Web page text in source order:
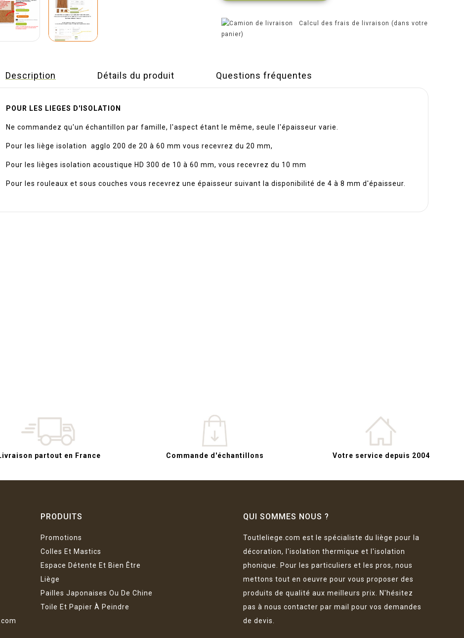
Calcul des frais de livraison (dans votre
panier)
Description Détails du produit Questions fréquentes
POUR LES LIEGES D'ISOLATION
Ne commandez qu'un échantillon par famille, l'aspect étant le même, seule l'épaisseur varie.
Pour les liège isolation agglo 200 de 20 à 60 mm vous recevrez du 20 mm,
Pour les lièges isolation acoustique HD 300 de 10 à 60 mm, vous recevrez du 10 mm
Pour les rouleaux et sous couches vous recevrez une épaisseur suivant la disponibilité de 4 à 8 mm d'épaisseur.
partout en France Commande d'échantillons Votre service depuis 2004
PRODUITS
Promotions
Colles Et Mastics
Espace Détente Et Bien Être
Liège
Pailles Japonaises Ou De Chine
Toile Et Papier À Peindre
QUI SOMMES NOUS ?
Toutleliege.com est le spécialiste du liège pour la
décoration, l'isolation thermique et l'isolation
phonique. Pour les particuliers et les pros, nous
mettons tout en oeuvre pour vous proposer des
produits de qualité aux meilleurs prix. N'hésitez
pas à nous contacter par mail pour vos demandes
de devis.